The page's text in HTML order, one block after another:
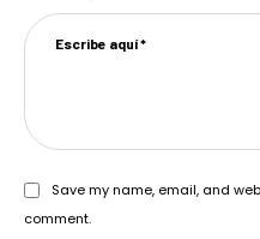
Save my name, email, and
comment.